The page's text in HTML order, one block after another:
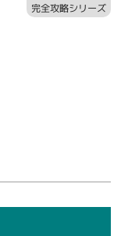
完全攻略シリーズ